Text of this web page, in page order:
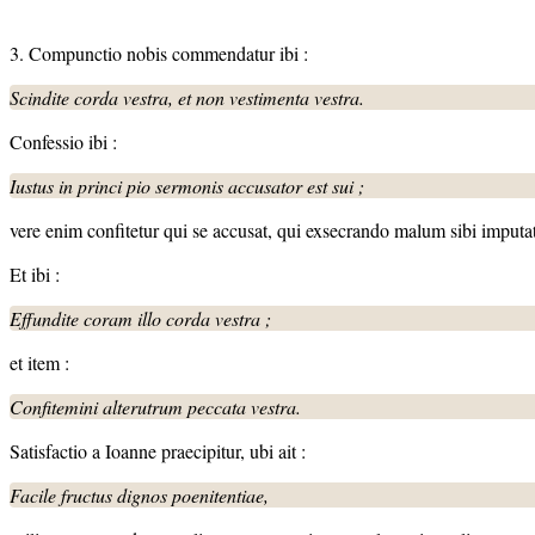
3. Compunctio nobis commendatur ibi :
Scindite corda vestra, et non vestimenta vestra.
Confessio ibi :
Iustus in princi pio sermonis accusatorest sui ;
vere enim confitetur qui se accusat, qui exsecrando malum sibi
Et ibi :
Effunditecoram illo corda vestra ;
et item :
Confiteminialterutrum peccata vestra.
Satisfactio a Ioanne praecipitur, ubi ait :
Facile fructus dignos poenitentiae,